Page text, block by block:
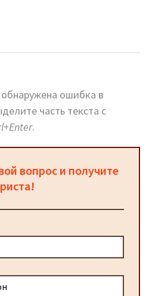
ошибка в
часть текста с
.
вопрос и получите